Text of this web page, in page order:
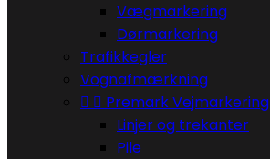
Vægmarkering
Dørmarkering
Trafikkegler
Vognafmærkning
  Premark Vejmarkering
Linjer og trekanter
Pile